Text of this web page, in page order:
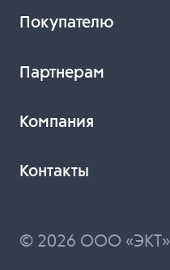
Покупателю
Партнерам
Компания
Контакты
© 2026 ООО «ЭКТ»